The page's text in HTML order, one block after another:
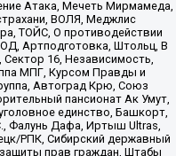
Атака, Мечеть Мирмамеда,
ВОЛЯ, Меджлис
ТОЙС, О противодействии
Артподготовка, Штольц, В
16, Независимость,
МПГ, Курсом Правды и
Автоград Крю, Союз
пансионат Ак Умут,
единство, Башкорт,
Фалунь Дафа, Иртыш Ultras,
РПК, Сибирский державный
прав граждан, Штабы